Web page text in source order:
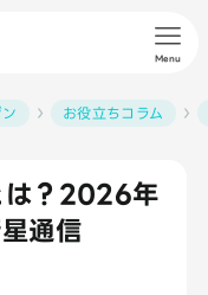
Menu
お役立ちコラム
は？2026年
通信